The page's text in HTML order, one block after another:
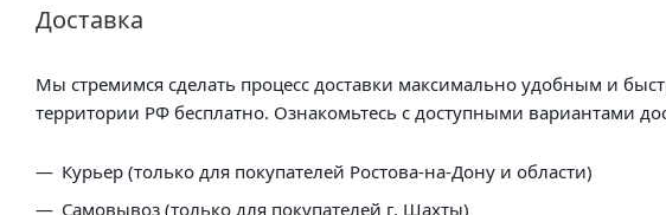
Доставка
Мы стремимся сделать процесс доставки максимально удобным и
территории РФ бесплатно. Ознакомьтесь с доступными вариантами
Курьер (только для покупателей Ростова-на-Дону и области)
Самовывоз (только для покупателей г. Шахты)